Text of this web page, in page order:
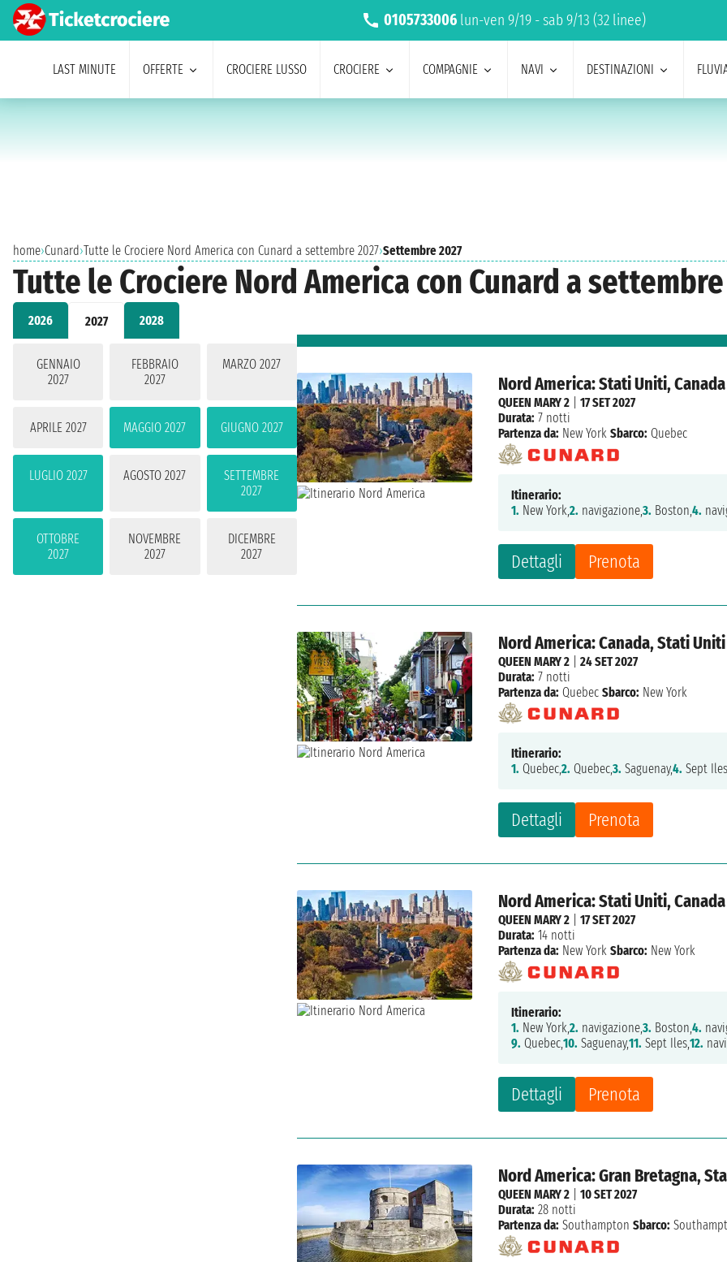
0105733006 lun-ven 9/19 - sab 9/13 (32 linee)
LAST MINUTE OFFERTE CROCIERE LUSSO CROCIERE COMPAGNIE NAVI DESTINAZIONI
home›Cunard›Tutte le Crociere Nord America con Cunard a settembre 2027›Settembre 2027
Tutte le Crociere Nord America con Cunard a
2026 2027 2028
GENNAIO
2027
FEBBRAIO
2027
MARZO 2027
APRILE 2027 MAGGIO 2027 GIUGNO 2027
LUGLIO 2027 AGOSTO 2027
SETTEMBRE
2027
OTTOBRE
2027
NOVEMBRE
2027
DICEMBRE
2027
Nord America: Stati Uniti, Canada
Dettagli Prenota
QUEEN MARY 2 |17 SET 2027
Durata: 7 notti
Partenza da: New York Sbarco: Quebec
Itinerario:
1. New York,2. navigazione,3. Boston,4.
Nord America: Canada, Stati Uniti
Dettagli Prenota
QUEEN MARY 2 |24 SET 2027
Durata: 7 notti
Partenza da: Quebec Sbarco: New York
Itinerario:
1. Quebec,2. Quebec,3. Saguenay,4. Sept
Nord America: Stati Uniti, Canada
Dettagli Prenota
QUEEN MARY 2 |17 SET 2027
Durata: 14 notti
Partenza da: New York Sbarco: New York
Itinerario:
1. New York,2. navigazione,3. Boston,4.
9. Quebec,10. Saguenay,11. Sept Iles,12.
Nord America: Gran Bretagna,
QUEEN MARY 2 |10 SET 2027
Durata: 28 notti
Partenza da: Southampton Sbarco: